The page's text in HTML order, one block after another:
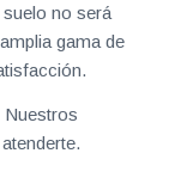
no será
gama de